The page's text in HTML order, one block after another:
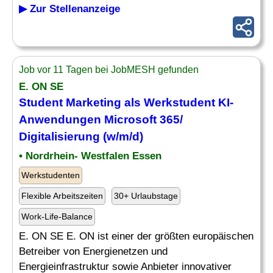
▶ Zur Stellenanzeige
Job vor 11 Tagen bei JobMESH gefunden
E. ON SE
Student Marketing als Werkstudent KI-
Anwendungen Microsoft 365/
Digitalisierung (w/m/d)
• Nordrhein- Westfalen Essen
Werkstudenten
Flexible Arbeitszeiten 30+ Urlaubstage
Work-Life-Balance
E. ON SE E. ON ist einer der größten europäischen
Betreiber von Energienetzen und
Energieinfrastruktur sowie Anbieter innovativer